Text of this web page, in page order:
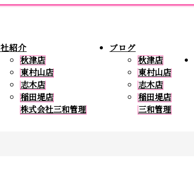
紹介
秋津店
東村山店
志木店
稲田堤店
株式会社三和管理
ブログ
秋津店
東村山店
志木店
稲田堤店
三和管理